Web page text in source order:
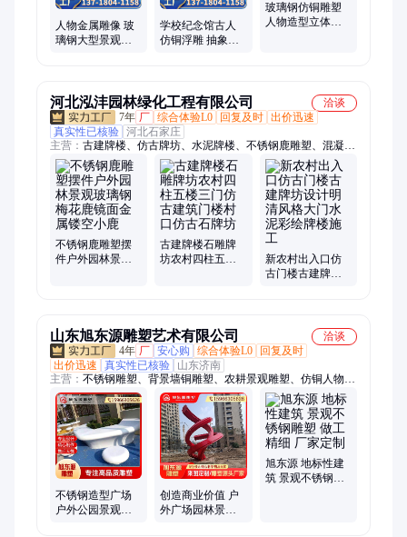
人物金属雕像 玻
璃钢大型景观雕
学校纪念馆古人
仿铜浮雕 抽象金
玻璃钢仿铜雕塑
人物造型立体感
河北泓沣园林绿化工程有限公司
洽谈
7年 厂 综合体验L0 回复及时 出价迅速
真实性已核验 河北石家庄
主营： 古建牌楼、仿古牌坊、水泥牌楼、不锈钢鹿雕塑、混凝土
门楼、石雕牌楼、汉白玉旗台、仿古凉亭长廊、石材浮雕
不锈钢鹿雕塑摆
件户外园林景观
古建牌楼石雕牌
坊农村四柱五楼
新农村出入口仿
古门楼古建牌坊
山东旭东源雕塑艺术有限公司
洽谈
4年 厂 安心购 综合体验L0
回复及时
出价迅速
真实性已核验
山东济南
主营： 不锈钢雕塑、背景墙铜雕塑、农耕景观雕塑、仿铜人物雕
塑、铸铜人物雕塑、不锈钢景观雕塑、不锈钢廊架雕塑、花架长
廊、不锈钢标识、大型户外游乐设施
不锈钢造型广场
户外公园景观雕
创造商业价值 户
外广场园林景观
旭东源 地标性建
筑 景观不锈钢雕